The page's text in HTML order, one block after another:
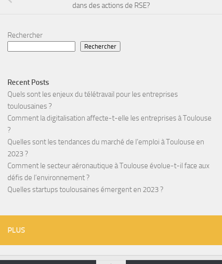
dans des actions de RSE?
Rechercher
Rechercher
Recent Posts
Quels sont les enjeux du télétravail pour les entreprises
toulousaines ?
Comment la digitalisation affecte-t-elle les entreprises à Toulouse
?
Quelles sont les tendances du marché de l’emploi à Toulouse en
2023 ?
Comment le secteur aéronautique à Toulouse évolue-t-il face aux
défis de l’environnement ?
Quelles startups toulousaines émergent en 2023 ?
PLUS